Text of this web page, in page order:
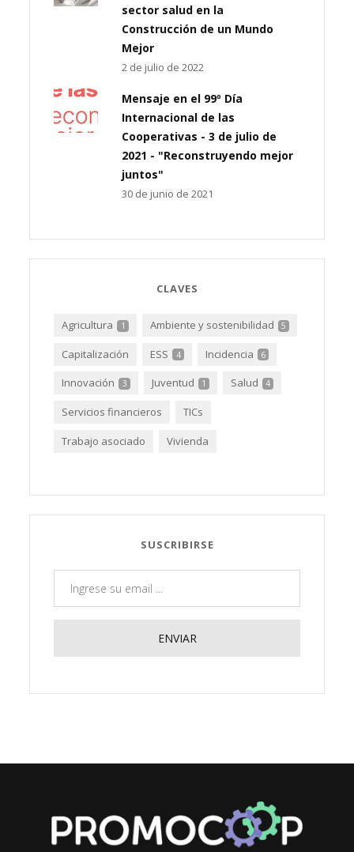
sector salud en la
Construcción de un Mundo
Mejor
2 de julio de 2022
Mensaje en el 99º Día
Internacional de las
Cooperativas - 3 de julio de
2021 - "Reconstruyendo mejor
juntos"
30 de junio de 2021
CLAVES
Agricultura 1 Ambiente y sostenibilidad 5
Capitalización ESS 4 Incidencia 6
Innovación 3 Juventud 1 Salud 4
Servicios financieros TICs
Trabajo asociado Vivienda
SUSCRIBIRSE